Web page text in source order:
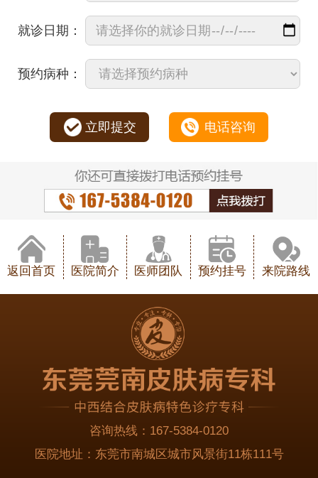
就诊日期：
预约病种：
立即提交 电话咨询
返回首页 医院简介 医师团队 预约挂号 来院路线
咨询热线： 167-5384-0120
医院地址： 东莞市南城区城市风景街11栋111号